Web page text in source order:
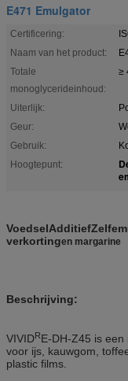
E471 Emulgator
Certificering:
Naam van het product:
Totale
monoglycerideinhoud:
≥
Uiterlijk:
Geur:
Gebruik:
Hoogtepunt:
VoedselAdditief
verkortingen margarine
Beschrijving:
VIVIDRE-DH-Z45 is
voor ijs, kauwgom,
plastic films.